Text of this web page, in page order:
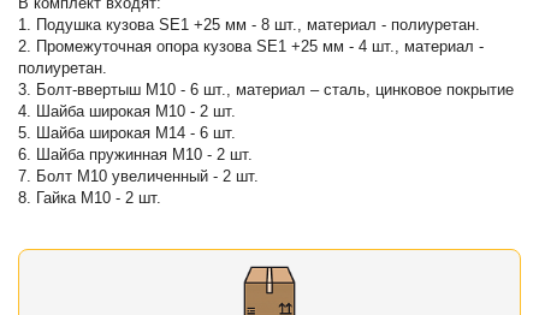
1. Подушка кузова SE1 +25 мм - 8 шт., материал - полиуретан.
2. Промежуточная опора кузова SE1 +25 мм - 4 шт., материал -
полиуретан.
3. Болт-ввертыш М10 - 6 шт., материал – сталь, цинковое покрытие
4. Шайба широкая М10 - 2 шт.
5. Шайба широкая М14 - 6 шт.
6. Шайба пружинная М10 - 2 шт.
7. Болт М10 увеличенный - 2 шт.
8. Гайка М10 - 2 шт.